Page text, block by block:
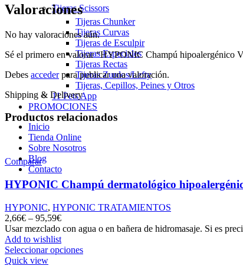
Tijeras Scissors
Tijeras Chunker
Tijeras Curvas
Tijeras de Esculpir
Tijeras Especiales
Tijeras Rectas
Tijeras Zurdos/Lefty
Tijeras, Cepillos, Peines y Otros
11 Pets App
PROMOCIONES
Inicio
Tienda Online
Sobre Nosotros
Blog
Contacto
➤REGISTRO PROFESIONAL
Valoraciones
No hay valoraciones aún.
Sé el primero en valorar “HYPONIC Champú hipoalergénico
Debes accederpara publicar una valoración.
Shipping & Delivery
Productos relacionados
Comparar
HYPONIC Champú dermatológico
HYPONIC, HYPONIC TRATAMIENTOS
2,66€ – 95,59€
Usar mezclado con agua o en bañera de hidromasaje. Si es
Add to wishlist
Seleccionar opciones
Quick view